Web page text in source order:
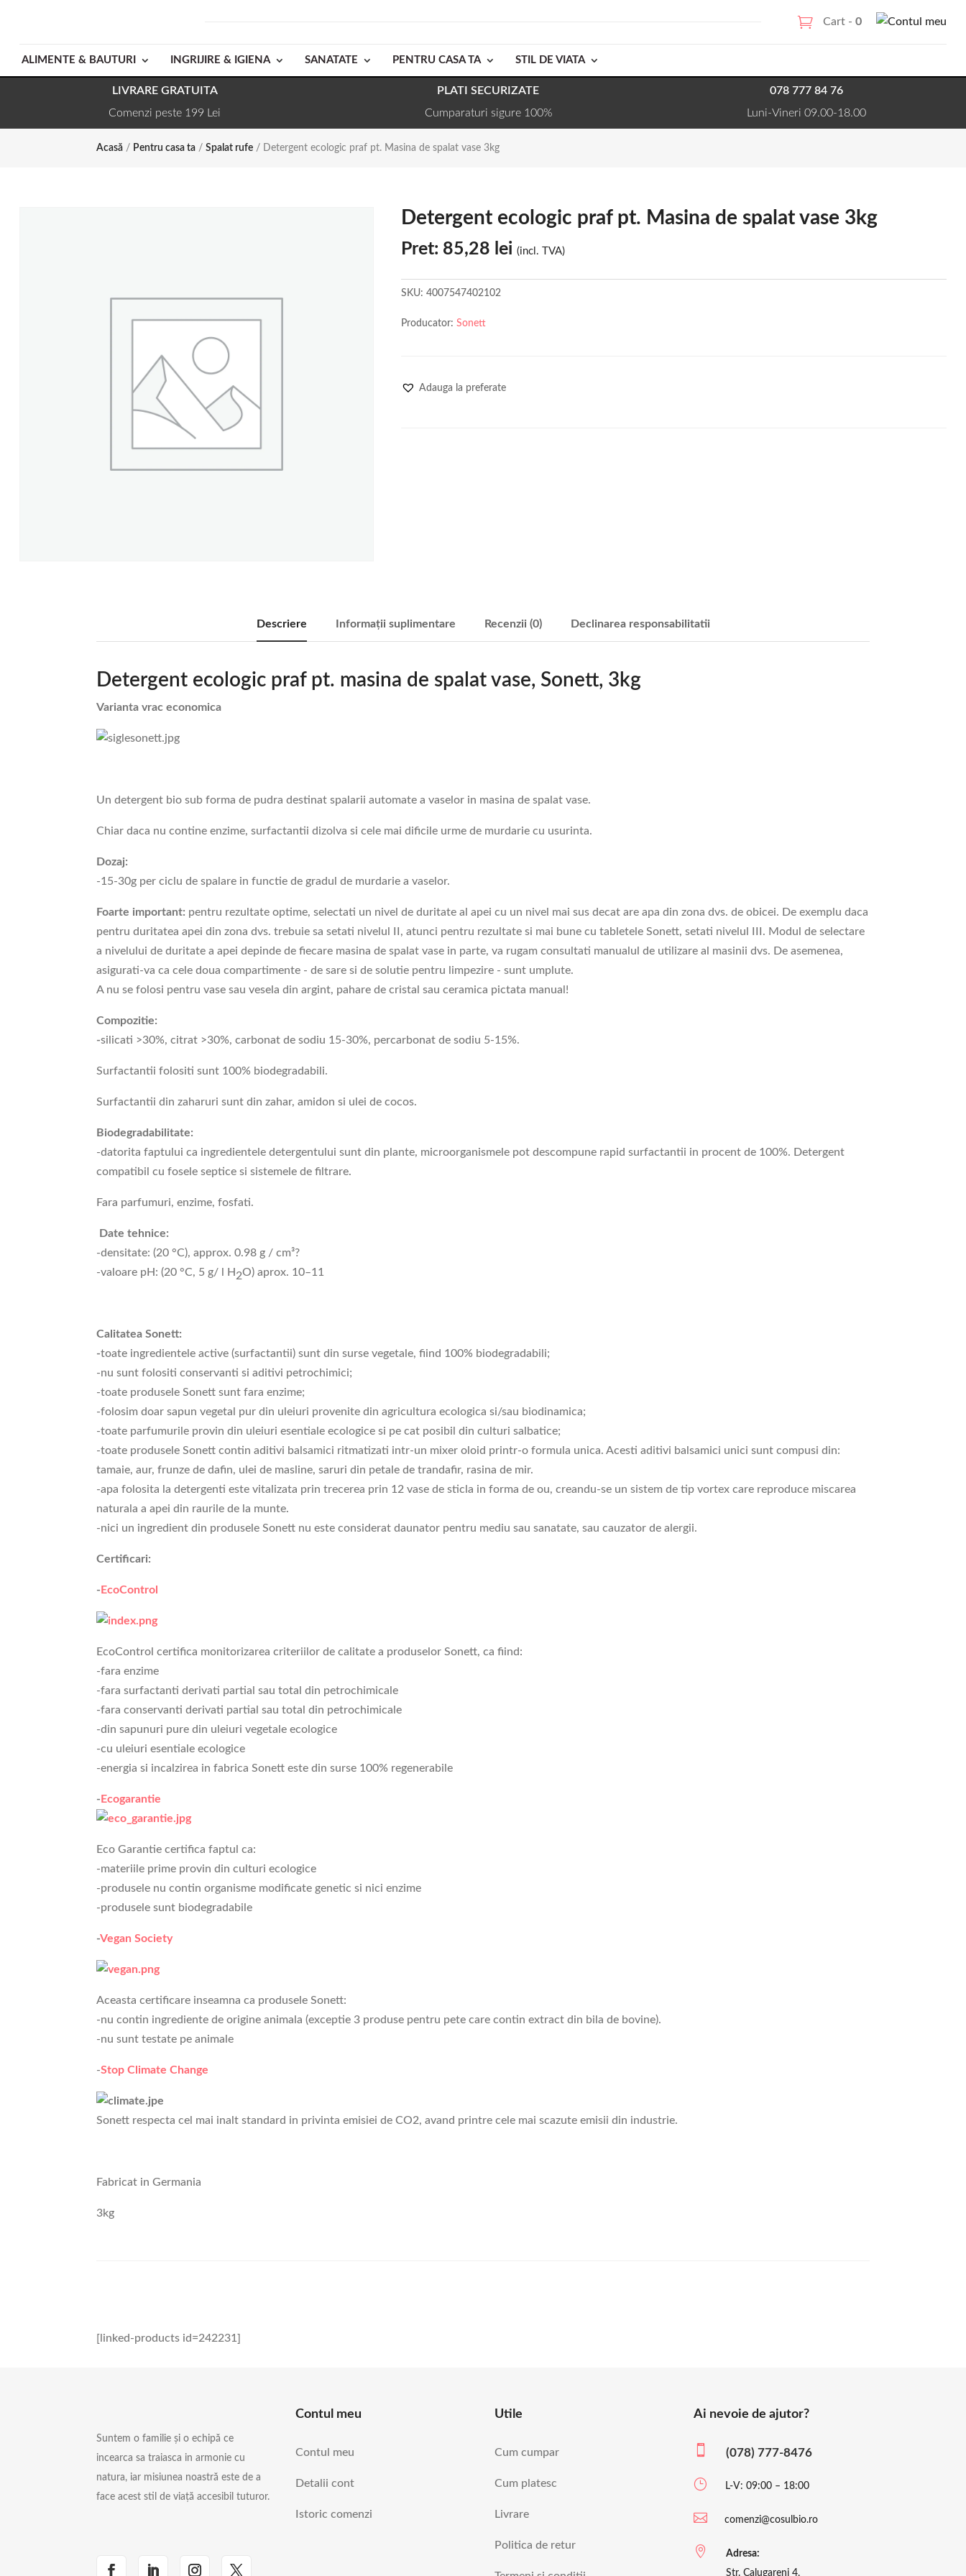
Cart -0
ALIMENTE & BAUTURI INGRIJIRE & IGIENA SANATATE PENTRU CASA TA STIL DE VIATA
LIVRARE GRATUITA
Comenzi peste 199 Lei
PLATI SECURIZATE
Cumparaturi sigure 100%
078 777 84 76
Luni-Vineri 09.00-18.00
Acasă / Pentru casa ta /Spalat rufe / Detergent ecologic praf pt. Masina de spalat vase 3kg
Detergent ecologic praf pt. Masina de spalat vase 3kg
Pret: 85,28 lei (incl. TVA)
SKU:4007547402102
Producator:Sonett
Adauga la preferate
Descriere Informații suplimentare Recenzii (0) Declinarea responsabilitatii
Detergent ecologic praf pt. masina de spalat vase, Sonett, 3kg
Varianta vrac economica
Un detergent bio sub forma de pudra destinat spalarii automate a vaselor in masina de spalat vase.
Chiar daca nu contine enzime, surfactantii dizolva si cele mai dificile urme de murdarie cu usurinta.
Dozaj:
-15-30g per ciclu de spalare in functie de gradul de murdarie a vaselor.
Foarte important: pentru rezultate optime, selectati un nivel de duritate al apei cu un nivel mai sus decat are apa din zona dvs. de obicei. De exemplu daca
pentru duritatea apei din zona dvs. trebuie sa setati nivelul II, atunci pentru rezultate si mai bune cu tabletele Sonett, setati nivelul III. Modul de selectare
a nivelului de duritate a apei depinde de fiecare masina de spalat vase in parte, va rugam consultati manualul de utilizare al masinii dvs. De asemenea,
asigurati-va ca cele doua compartimente - de sare si de solutie pentru limpezire - sunt umplute.
A nu se folosi pentru vase sau vesela din argint, pahare de cristal sau ceramica pictata manual!
Compozitie:
-silicati >30%, citrat >30%, carbonat de sodiu 15-30%, percarbonat de sodiu 5-15%.
Surfactantii folositi sunt 100% biodegradabili.
Surfactantii din zaharuri sunt din zahar, amidon si ulei de cocos.
Biodegradabilitate:
-datorita faptului ca ingredientele detergentului sunt din plante, microorganismele pot descompune rapid surfactantii in procent de 100%. Detergent
compatibil cu fosele septice si sistemele de filtrare.
Fara parfumuri, enzime, fosfati.
Date tehnice:
-densitate: (20 °C), approx. 0.98 g / cm³?
-valoare pH: (20 °C, 5 g/ l H 2O) aprox. 10–11
Calitatea Sonett:
-toate ingredientele active (surfactantii) sunt din surse vegetale, fiind 100% biodegradabili;
-nu sunt folositi conservanti si aditivi petrochimici;
-toate produsele Sonett sunt fara enzime;
-folosim doar sapun vegetal pur din uleiuri provenite din agricultura ecologica si/sau biodinamica;
-toate parfumurile provin din uleiuri esentiale ecologice si pe cat posibil din culturi salbatice;
-toate produsele Sonett contin aditivi balsamici ritmatizati intr-un mixer oloid printr-o formula unica. Acesti aditivi balsamici unici sunt compusi din:
tamaie, aur, frunze de dafin, ulei de masline, saruri din petale de trandafir, rasina de mir.
-apa folosita la detergenti este vitalizata prin trecerea prin 12 vase de sticla in forma de ou, creandu-se un sistem de tip vortex care reproduce miscarea
naturala a apei din raurile de la munte.
-nici un ingredient din produsele Sonett nu este considerat daunator pentru mediu sau sanatate, sau cauzator de alergii.
Certificari:
- EcoControl
EcoControl certifica monitorizarea criteriilor de calitate a produselor Sonett, ca fiind:
-fara enzime
-fara surfactanti derivati partial sau total din petrochimicale
-fara conservanti derivati partial sau total din petrochimicale
-din sapunuri pure din uleiuri vegetale ecologice
-cu uleiuri esentiale ecologice
-energia si incalzirea in fabrica Sonett este din surse 100% regenerabile
- Ecogarantie
Eco Garantie certifica faptul ca:
-materiile prime provin din culturi ecologice
-produsele nu contin organisme modificate genetic si nici enzime
-produsele sunt biodegradabile
-Vegan Society
Aceasta certificare inseamna ca produsele Sonett:
-nu contin ingrediente de origine animala (exceptie 3 produse pentru pete care contin extract din bila de bovine).
-nu sunt testate pe animale
-Stop Climate Change
Sonett respecta cel mai inalt standard in privinta emisiei de CO2, avand printre cele mai scazute emisii din industrie.
Fabricat in Germania
3kg
[linked-products id=242231]
Suntem o familie și o echipă ce
incearca sa traiasca in armonie cu
natura, iar misiunea noastră este de a
face acest stil de viață accesibil tuturor.
Contul meu
Contul meu
Detalii cont
Istoric comenzi
Utile
Cum cumpar
Cum platesc
Livrare
Politica de retur
Ai nevoie de ajutor?
 (078) 777-8476
} L-V: 09:00 – 18:00
 comenzi@cosulbio.ro

Adresa:
Str. Calugareni 4,